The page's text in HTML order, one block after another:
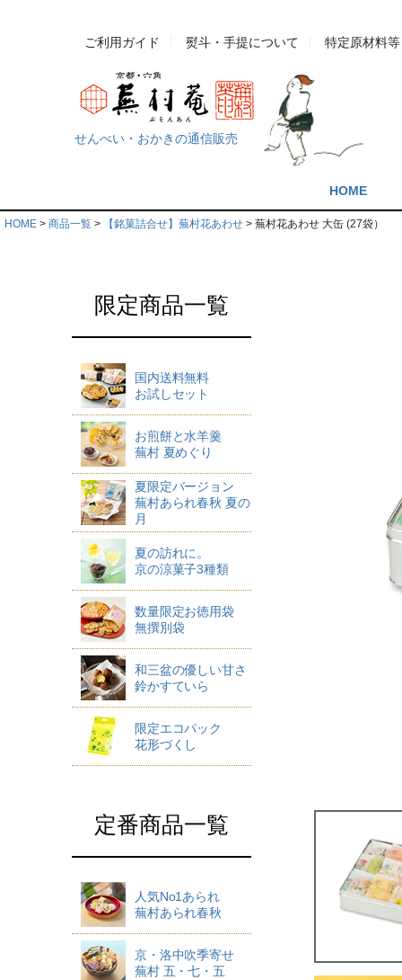
ご利用ガイド 熨斗・手提について 特定原材料等
せんべい・おかきの通信販売
HOME
HOME 商品一覧 【銘菓詰合せ】蕪村花あわせ 蕪村花あわせ 大缶 (27袋）
限定商品一覧
国内送料無料
お試しセット
お煎餅と水羊羹
蕪村 夏めぐり
夏限定バージョン
蕪村あられ春秋 夏の
月
夏の訪れに。
京の涼菓子3種類
数量限定お徳用袋
無撰別袋
和三盆の優しい甘さ
鈴かすていら
限定エコパック
花形づくし
定番商品一覧
人気No1あられ
蕪村あられ春秋
京・洛中吹季寄せ
蕪村 五・七・五